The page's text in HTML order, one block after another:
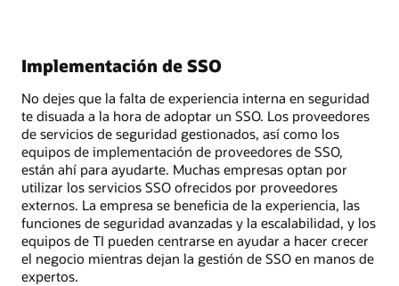
Implementación de SSO
No dejes que la falta de experiencia interna en seguridad
te disuada a la hora de adoptar un SSO. Los proveedores
de servicios de seguridad gestionados, así como los
equipos de implementación de proveedores de SSO,
están ahí para ayudarte. Muchas empresas optan por
utilizar los servicios SSO ofrecidos por proveedores
externos. La empresa se beneficia de la experiencia, las
funciones de seguridad avanzadas y la escalabilidad, y los
equipos de TI pueden centrarse en ayudar a hacer crecer
el negocio mientras dejan la gestión de SSO en manos de
expertos.